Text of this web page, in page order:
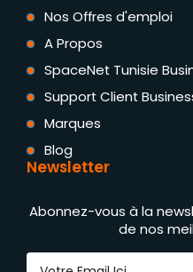
Nos Offres d'emploi
A Propos
SpaceNet Tunisie
Support Client
Marques
Blog
Newsletter
Abonnez-vous à la
de nos